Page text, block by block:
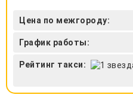
Цена по межгороду:
График работы:
Рейтинг такси: